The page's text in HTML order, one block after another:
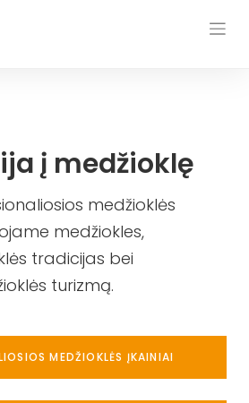
į medžioklę
medžioklės
medžiokles,
tradicijas bei
turizmą.
MEDŽIOKLĖS ĮKAINIAI